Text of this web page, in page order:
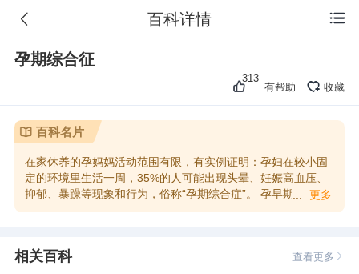
 百科详情
孕期综合征
313
有帮助 收藏
百科名片
在家休养的孕妈妈活动范围有限，有实例证明：孕妇在较小固
定的环境里生活一周，35%的人可能出现头晕、妊娠高血压、
抑郁、暴躁等现象和行为，俗称“孕期综合症”。 孕早期病症：
抑郁、感冒、流产等。 孕中期病症：感冒、流产等。 孕晚期病
... 更多
相关百科 查看更多